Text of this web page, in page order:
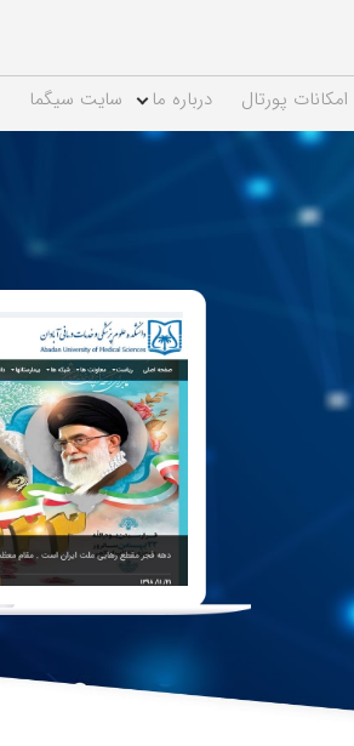
امکانات پورتال درباره ما سایت سیگما